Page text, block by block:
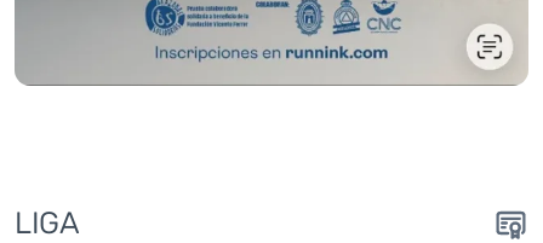
LIGA